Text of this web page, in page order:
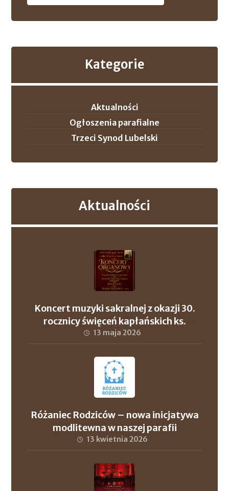
Kategorie
Aktualności
Ogłoszenia parafialne
Trzeci Synod Lubelski
Aktualności
Koncert muzyki sakralnej z okazji 30.
rocznicy święceń kapłańskich ks.
proboszcza Andrzeja Szuleja oraz ks. dr.
13 maja 2026
Różaniec Rodziców – nowa inicjatywa
modlitewna w naszej parafii
13 kwietnia 2026